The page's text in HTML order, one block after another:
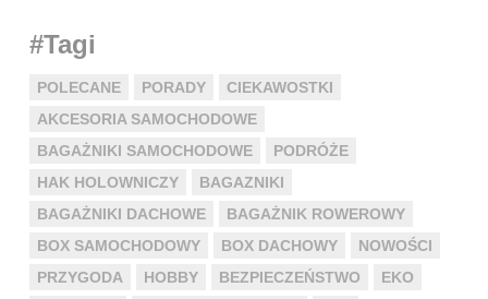
#Tagi
POLECANE PORADY
CIEKAWOSTKI
AKCESORIA SAMOCHODOWE
BAGAŻNIKI SAMOCHODOWE
PODRÓŻE
HAK HOLOWNICZY
BAGAZNIKI
BAGAŻNIKI DACHOWE
BAGAŻNIK ROWEROWY
BOX SAMOCHODOWY
BOX DACHOWY
NOWOŚCI
PRZYGODA
HOBBY BEZPIECZEŃSTWO
EKO